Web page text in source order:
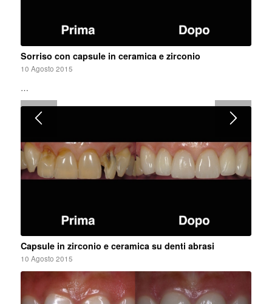
Sorriso con capsule in ceramica e zirconio
10 Agosto 2015
…
Capsule in zirconio e ceramica su denti abrasi
10 Agosto 2015